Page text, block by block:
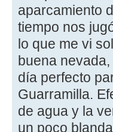
aparcamiento
tiempo nos
lo que me vi
buena
día perfecto
Guarramilla.
de agua y la
un poco